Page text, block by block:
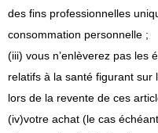
des fins professionnelles
consommation personnelle ;
(iii) vous n’enlèverez pas les
relatifs à la santé figurant
lors de la revente de ces
(iv)votre achat (le cas